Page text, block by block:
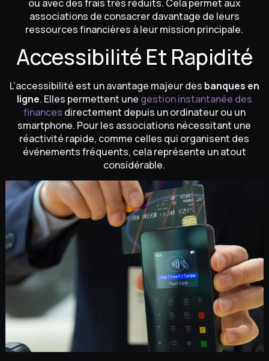
ou avec des frais très réduits. Cela permet aux
associations de consacrer davantage de leurs
ressources financières à leur mission principale.
Accessibilité Et Rapidité
L’accessibilité est un avantage majeur des banques en
ligne. Elles permettent une gestion instantanée des
finances directement depuis un ordinateur ou un
smartphone. Pour les associations nécessitant une
réactivité rapide, comme celles qui organisent des
événements fréquents, cela représente un atout
considérable.